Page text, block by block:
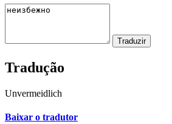
Tradução
Unvermeidlich
Baixar o tradutor